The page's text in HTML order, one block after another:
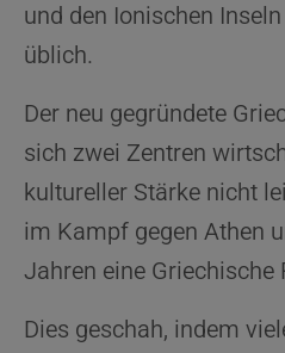
und den Ionischen
üblich.
Der neu gegründete
sich zwei Zentren
kultureller Stärke nicht
im Kampf gegen Athen
Jahren eine Griechische
Dies geschah, indem